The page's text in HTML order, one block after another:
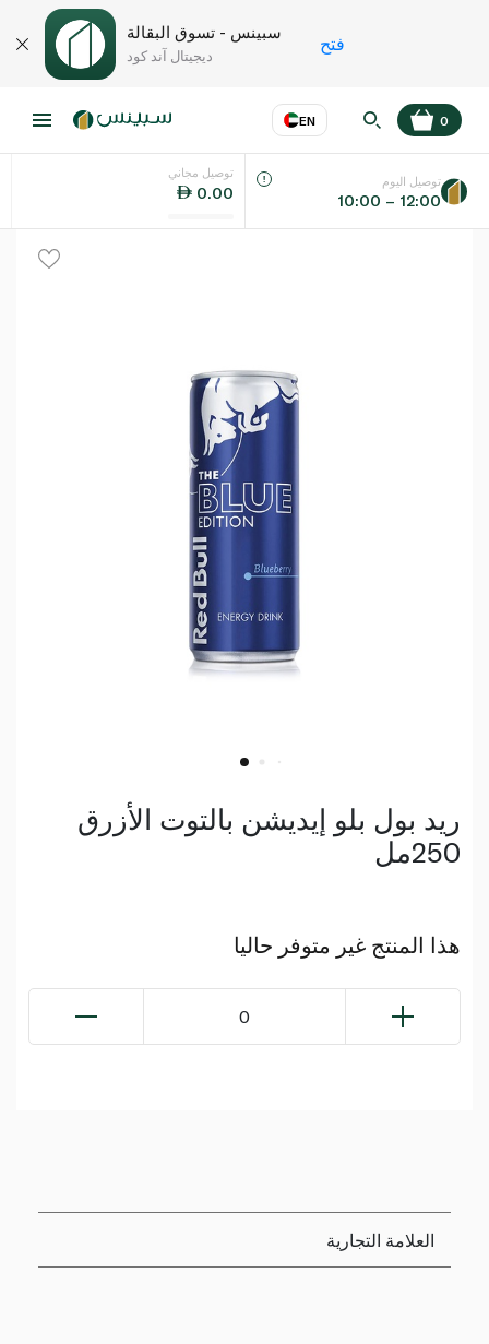
سبينس - تسوق البقالة
ديجيتال آند كود
فتح
EN
اللغة عر
0
توصيل مجاني
0.00
توصيل اليوم
10:00 – 12:00
ريد بول بلو إيديشن بالتوت الأزرق
250مل
هذا المنتج غير متوفر حاليا
0
العلامة التجارية